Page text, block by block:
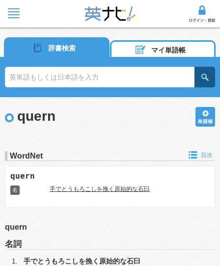
辞書検索 マイ単語帳
quern
WordNet 目次
quern
名 手でとうもろこしを挽く原始的な石臼
quern
名詞
手でとうもろこしを挽く原始的な石臼